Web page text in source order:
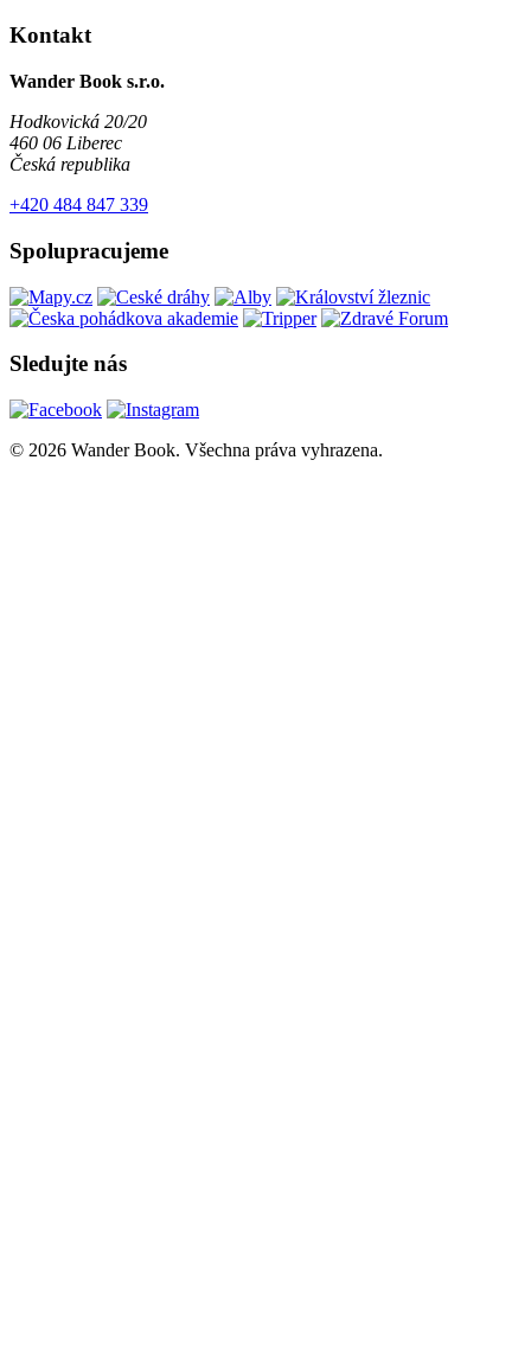
Kontakt
Wander Book s.r.o.
Hodkovická 20/20
460 06 Liberec
Česká republika
+420 484 847 339
Spolupracujeme
Sledujte nás
© 2026 Wander Book. Všechna práva vyhrazena.